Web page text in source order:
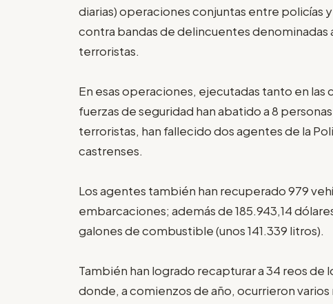
diarias) operaciones conjuntas entre policías
contra bandas de delincuentes denominadas
terroristas.
En esas operaciones, ejecutadas tanto en las
fuerzas de seguridad han abatido a 8
terroristas, han fallecido dos agentes de la
castrenses.
Los agentes también han recuperado 979
embarcaciones; además de 185.943,14
galones de combustible (unos 141.339 litros).
También han logrado recapturar a 34 reos de
donde, a comienzos de año, ocurrieron